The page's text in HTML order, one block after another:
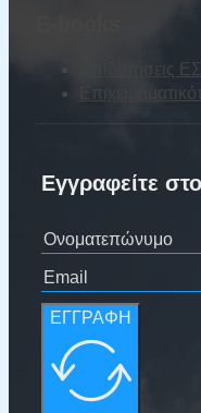
Επιδοτήσεις
Εγγραφείτε
ΕΓΓΡΑΦΗ